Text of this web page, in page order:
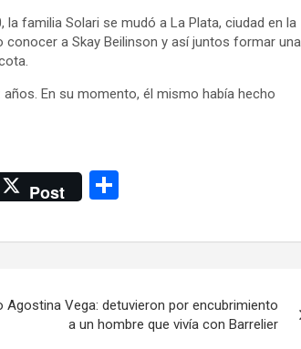
la familia Solari se mudó a La Plata, ciudad en la
conocer a Skay Beilinson y así juntos formar una
En su momento, él mismo había hecho
Post
m
ar
tir
Agostina Vega: detuvieron por encubrimiento
a un hombre que vivía con Barrelier